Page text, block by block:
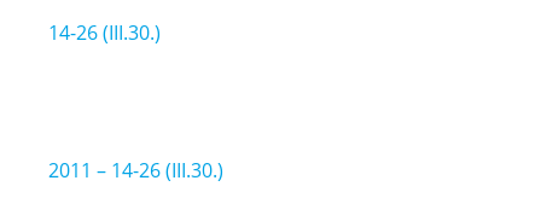
14-26 (III.30.)
Bejegyzés
2011 – 14-26 (III.30.)